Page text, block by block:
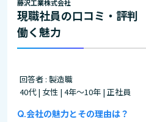
藤沢工業株式会社
現職社員の口コミ・評判
働く魅力
回答者 : 製造職
40代 | 女性 | 4年～10年 | 正社員
会社の魅力とその理由は？